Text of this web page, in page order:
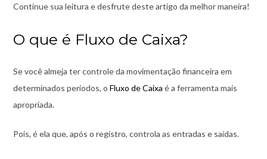
Continue sua leitura e desfrute deste artigo da melhor maneira!
O que é Fluxo de Caixa?
Se você almeja ter controle da movimentação financeira em
determinados períodos, o Fluxo de Caixa é a ferramenta mais
apropriada.
Pois, é ela que, após o registro, controla as entradas e saídas.